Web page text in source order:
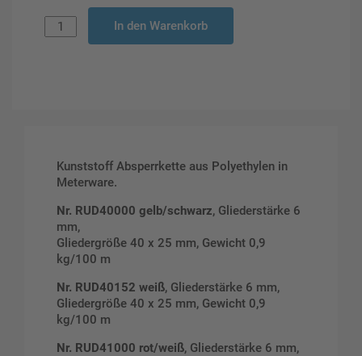
In den Warenkorb
Kunststoff Absperrkette aus Polyethylen in
Meterware.
Nr. RUD40000 gelb/schwarz, Gliederstärke 6
mm,
Gliedergröße 40 x 25 mm, Gewicht 0,9
kg/100 m
Nr. RUD40152 weiß, Gliederstärke 6 mm,
Gliedergröße 40 x 25 mm, Gewicht 0,9
kg/100 m
Nr. RUD41000 rot/weiß, Gliederstärke 6 mm,